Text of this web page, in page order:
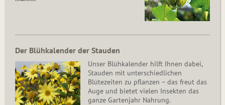
Der Blühkalender der Stauden
Unser Blühkalender hilft Ihnen dabei,
Stauden mit unterschiedlichen
Blütezeiten zu pflanzen – das freut das
Auge und bietet vielen Insekten das
ganze Gartenjahr Nahrung.